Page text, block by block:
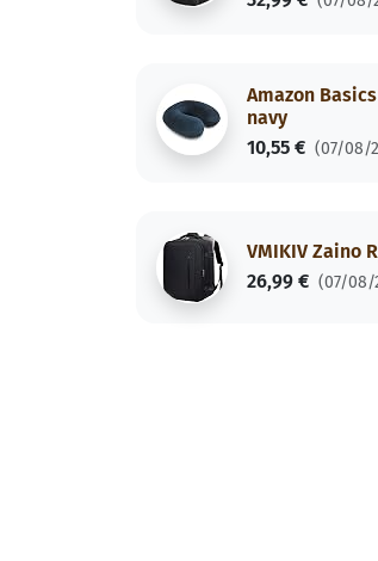
Amazon
navy
10,55 € (07/08/
VMIKIV Zaino
26,99 € (07/08/